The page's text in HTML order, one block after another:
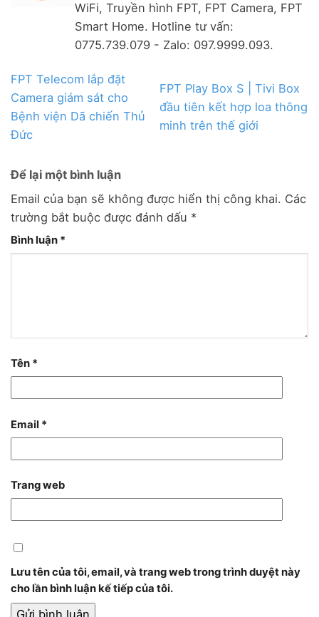
WiFi, Truyền hình FPT, FPT Camera, FPT
Smart Home. Hotline tư vấn:
0775.739.079 - Zalo: 097.9999.093.
FPT Telecom lắp đặt
Camera giám sát cho
Bệnh viện Dã chiến Thủ
Đức
FPT Play Box S | Tivi Box
đầu tiên kết hợp loa thông
minh trên thế giới
Để lại một bình luận
Email của bạn sẽ không được hiển thị công khai. Các
trường bắt buộc được đánh dấu *
Bình luận *
Tên *
Email *
Trang web
Lưu tên của tôi, email, và trang web trong trình duyệt này
cho lần bình luận kế tiếp của tôi.